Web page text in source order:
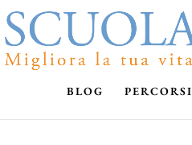
BLOG PERCORSI